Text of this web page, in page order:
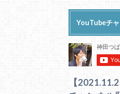
YouTubeチ
【2021.11.2